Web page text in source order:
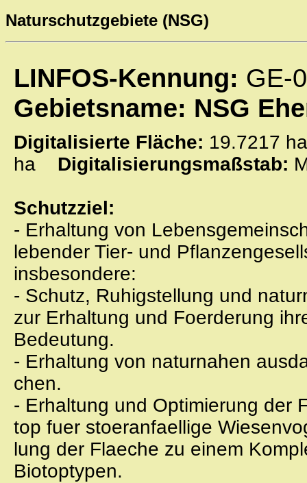
Naturschutzgebiete (NSG)
LINFOS-Kennung: GE-
Gebietsname: NSG
Digitalisierte Fläche: 19.7217
ha Digitalisierungsmaßstab:
Schutzziel:
- Erhaltung von
lebender Tier- und
insbesondere:
- Schutz, Ruhigstellung und
zur Erhaltung und Foerderung
Bedeutung.
- Erhaltung von naturnahen
chen.
- Erhaltung und Optimierung der
top fuer stoeranfaellige
lung der Flaeche zu einem
Biotoptypen.